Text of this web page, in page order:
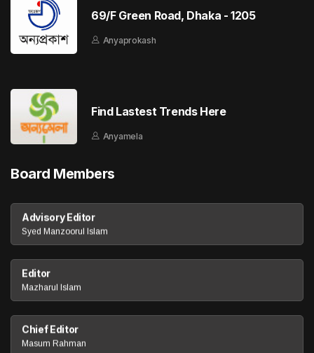
69/F Green Road, Dhaka - 1205
Anyaprokash
Find Lastest Trends Here
Anyamela
Board Members
Advisory Editor
Syed Manzoorul Islam
Editor
Mazharul Islam
Chief Editor
Masum Rahman